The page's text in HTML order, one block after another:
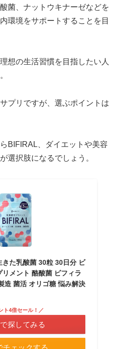
菌、ナットウキナーゼなどを
環境をサポートすることを目
想の生活習慣を目指したい人
プリですが、選ぶポイントは
BIFIRAL、ダイエットや美容
選択肢になるでしょう。
た乳酸菌 30粒 30日分 ビ
メント 酪酸菌 ビフィラ
造 菌活 オリゴ糖 悩み解決
チェックする
ト4倍セール！／
探してみる